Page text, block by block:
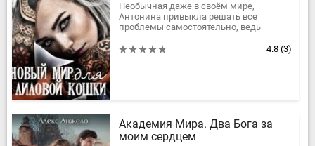
Необычная даже в своём мире,
Антонина привыкла решать все
проблемы самостоятельно, ведь
девушка случайно угодила в другой4.8 (3)
Академия Мира. Два Бога за
моим сердцем